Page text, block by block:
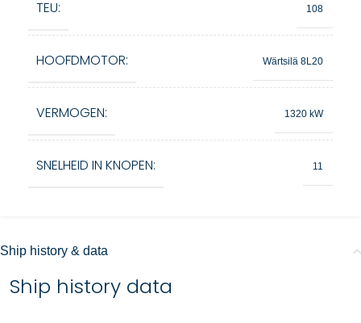
TEU: 108
HOOFDMOTOR: Wärtsilä 8L20
VERMOGEN: 1320 kW
SNELHEID IN KNOPEN: 11
Ship history & data
Ship history data